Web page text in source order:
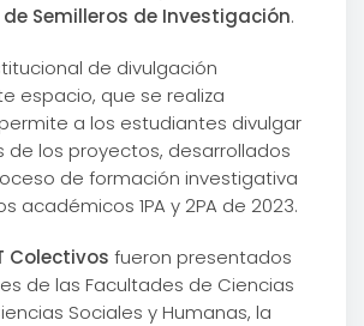
Semilleros de Investigación.
de divulgación
espacio, que se realiza
a los estudiantes divulgar
de los proyectos, desarrollados
de formación investigativa
académicos 1PA y 2PA de 2023.
Colectivos fueron presentados
de las Facultades de Ciencias
Sociales y Humanas, la